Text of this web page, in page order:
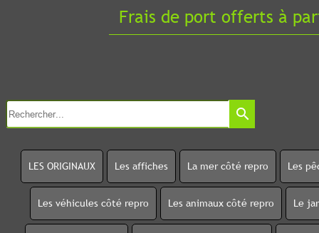
Frais de port offerts à
search
LES ORIGINAUX Les affiches La mer côté repro Les
Les véhicules côté repro Les animaux côté repro Le